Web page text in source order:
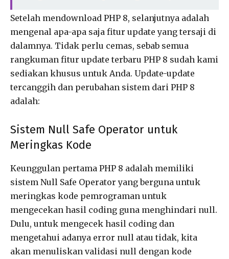
Setelah mendownload PHP 8, selanjutnya adalah
mengenal apa-apa saja fitur update yang tersaji di
dalamnya. Tidak perlu cemas, sebab semua
rangkuman fitur update terbaru PHP 8 sudah kami
sediakan khusus untuk Anda. Update-update
tercanggih dan perubahan sistem dari PHP 8
adalah:
Sistem Null Safe Operator untuk
Meringkas Kode
Keunggulan pertama PHP 8 adalah memiliki
sistem Null Safe Operator yang berguna untuk
meringkas kode pemrograman untuk
mengecekan hasil coding guna menghindari null.
Dulu, untuk mengecek hasil coding dan
mengetahui adanya error null atau tidak, kita
akan menuliskan validasi null dengan kode